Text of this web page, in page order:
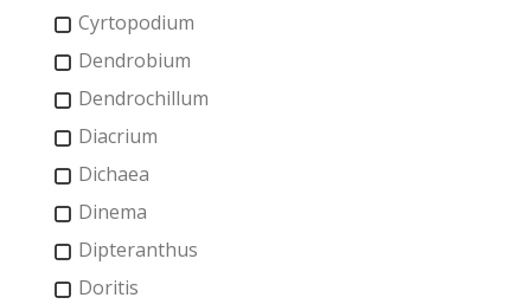
Cyrtopodium
Dendrobium
Dendrochillum
Diacrium
Dichaea
Dinema
Dipteranthus
Doritis